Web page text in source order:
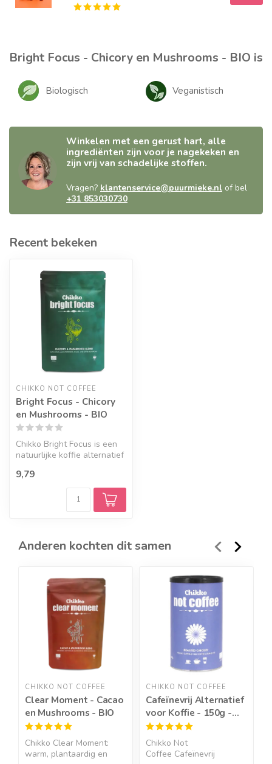
Bright Focus - Chicory en Mushrooms - BIO is
Biologisch Veganistisch
Winkelen met een gerust hart, alle
ingrediënten zijn voor je nagekeken en
zijn vrij van schadelijke stoffen.
Vragen? klantenservice@puurmieke.nl of bel
+31 853030730
Recent bekeken
CHIKKO NOT COFFEE
Bright Focus - Chicory
en Mushrooms - BIO
Chikko Bright Focus is een
natuurlijke koffie alternatief
9,79
Anderen kochten dit samen
CHIKKO NOT COFFEE
Clear Moment - Cacao
en Mushrooms - BIO
Chikko Clear Moment:
warm, plantaardig en
CHIKKO NOT COFFEE
Cafeïnevrij Alternatief
voor Koffie - 150g -
BIO
Chikko Not
Coffee Cafeïnevrij